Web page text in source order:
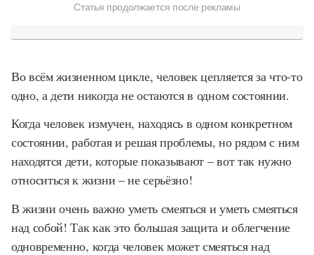
Статья продолжается после рекламы
Во всём жизненном цикле, человек цепляется за что-то
одно, а дети никогда не остаются в одном состоянии.
Когда человек измучен, находясь в одном конкретном
состоянии, работая и решая проблемы, но рядом с ним
находятся дети, которые показывают – вот так нужно
относиться к жизни – не серьёзно!
В жизни очень важно уметь смеяться и уметь смеяться
над собой! Так как это большая защита и облегчение
одновременно, когда человек может смеяться над